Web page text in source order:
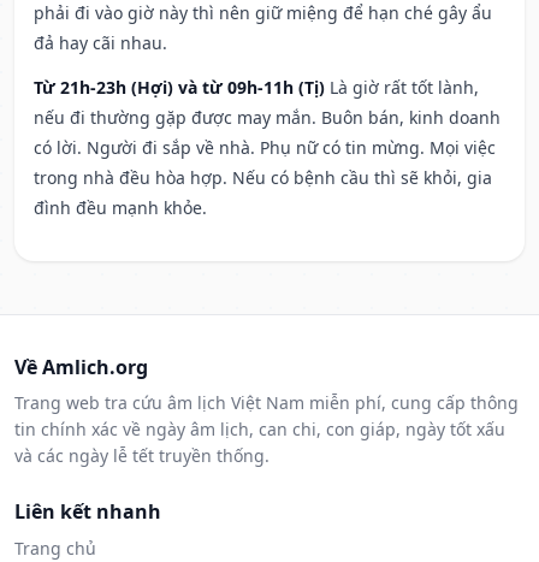
phải đi vào giờ này thì nên giữ miệng để hạn ché gây ẩu
đả hay cãi nhau.
Từ 21h-23h (Hợi) và từ 09h-11h (Tị) Là giờ rất tốt lành,
nếu đi thường gặp được may mắn. Buôn bán, kinh doanh
có lời. Người đi sắp về nhà. Phụ nữ có tin mừng. Mọi việc
trong nhà đều hòa hợp. Nếu có bệnh cầu thì sẽ khỏi, gia
đình đều mạnh khỏe.
Về Amlich.org
Trang web tra cứu âm lịch Việt Nam miễn phí, cung cấp thông
tin chính xác về ngày âm lịch, can chi, con giáp, ngày tốt xấu
và các ngày lễ tết truyền thống.
Liên kết nhanh
Trang chủ